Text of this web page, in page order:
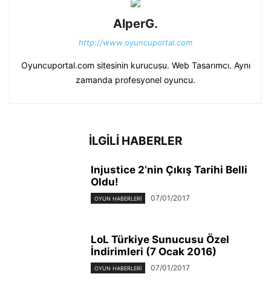
AlperG.
http://www.oyuncuportal.com
Oyuncuportal.com sitesinin kurucusu. Web Tasarımcı. Aynı
zamanda profesyonel oyuncu.
İLGİLİ HABERLER
Injustice 2’nin Çıkış Tarihi Belli
Oldu!
OYUN HABERLERI 07/01/2017
LoL Türkiye Sunucusu Özel
İndirimleri (7 Ocak 2016)
OYUN HABERLERI 07/01/2017